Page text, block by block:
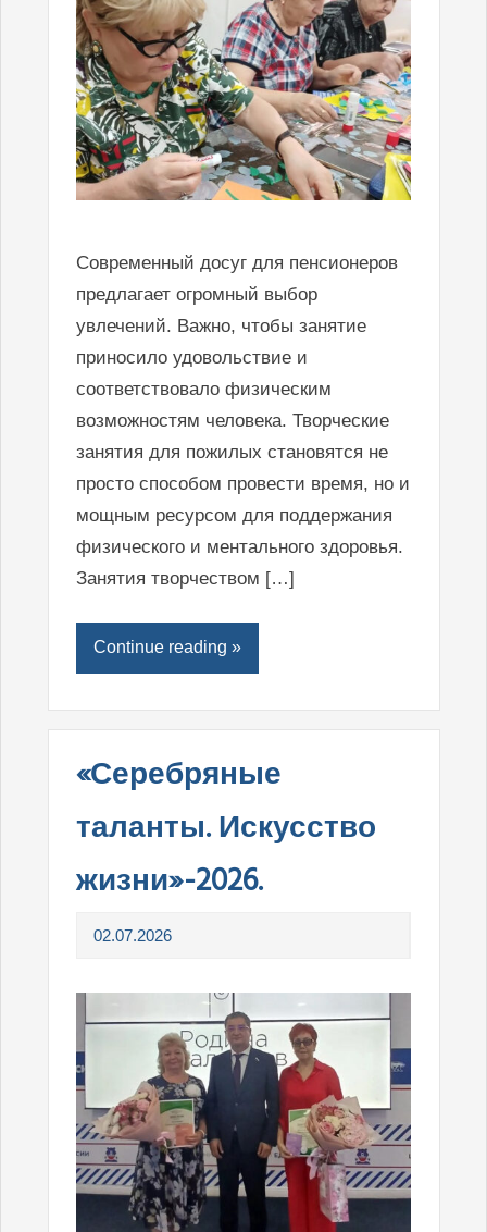
Современный досуг для пенсионеров
предлагает огромный выбор
увлечений. Важно, чтобы занятие
приносило удовольствие и
соответствовало физическим
возможностям человека. Творческие
занятия для пожилых становятся не
просто способом провести время, но и
мощным ресурсом для поддержания
физического и ментального здоровья.
Занятия творчеством […]
Continue reading »
«Серебряные
таланты. Искусство
жизни»-2026.
02.07.2026